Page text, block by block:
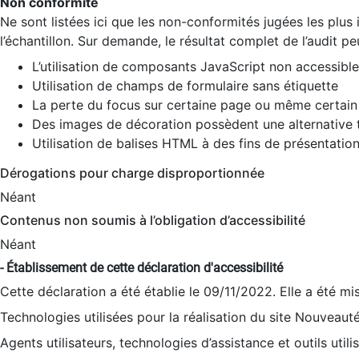
Ne sont listées ici que les non-conformités jugées les
l’échantillon. Sur demande, le résultat complet de l’audit
L’utilisation de composants JavaScript non
Utilisation de champs de formulaire sans étiquette
La perte du focus sur certaine page ou même
Des images de décoration possèdent une alternative
Utilisation de balises HTML à des fins de
Dérogations pour charge disproportionnée
Néant
Contenus non soumis à l’obligation d’accessibilité
Néant
- Établissement de cette déclaration d'accessibilité
Cette déclaration a été établie le 09/11/2022. Elle a été
Technologies utilisées pour la réalisation du site
Agents utilisateurs, technologies d’assistance et outils